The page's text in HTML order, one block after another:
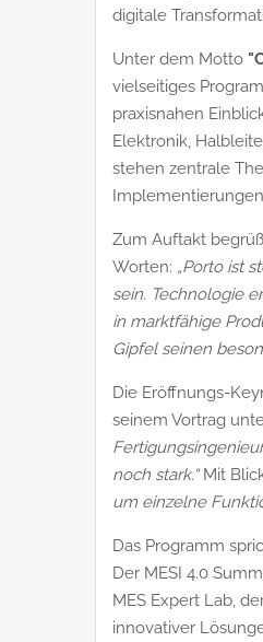
digitale
Unter dem Motto
vielseitiges
praxisnahen
Elektronik,
stehen zentrale
Zum Auftakt
Worten: „Porto ist
sein. Technologie
in marktfähige
Gipfel seinen
Die Eröffnungs-
seinem Vortrag
noch stark.“Mit
um einzelne
Das Programm
Der MESI 4.0
MES Expert Lab,
innovativer